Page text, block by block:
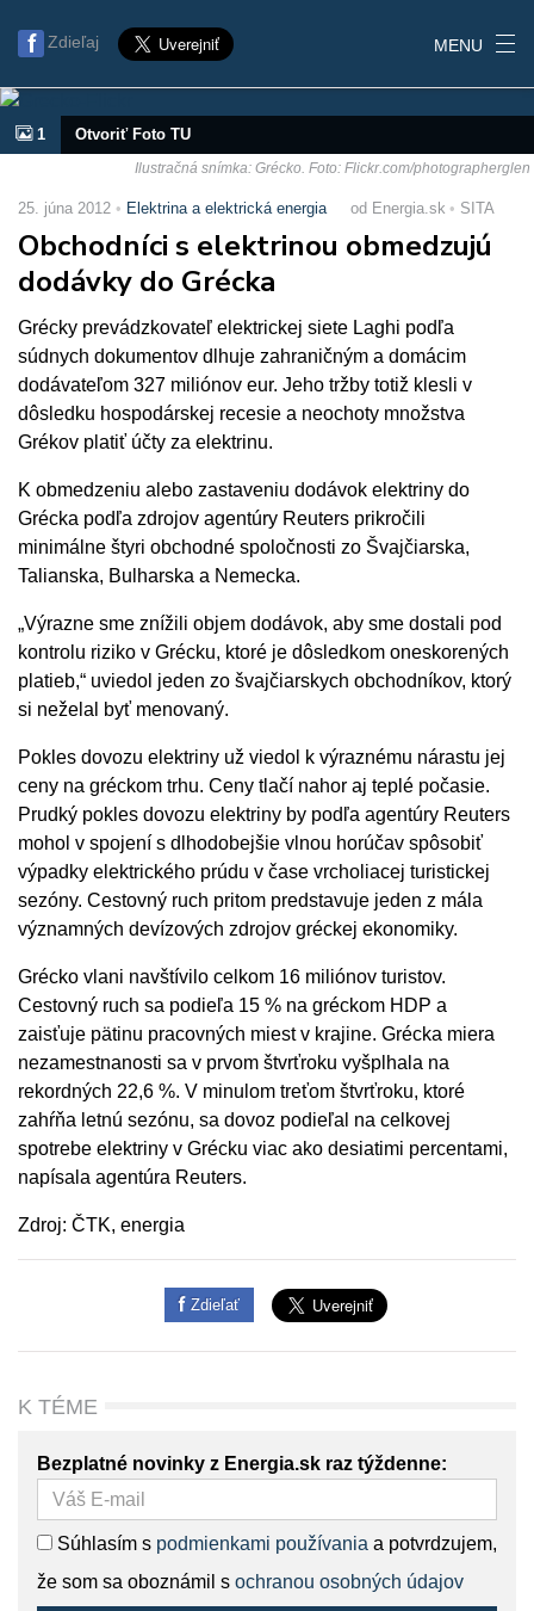
Zdieľaj MENU
1 Otvoriť Foto TU
Ilustračná snímka: Grécko. Foto: Flickr.com/photographerglen
25. júna 2012 Elektrina a elektrická energia od Energia.sk SITA
Obchodníci s elektrinou obmedzujú
dodávky do Grécka
Grécky prevádzkovateľ elektrickej siete Laghi podľa
súdnych dokumentov dlhuje zahraničným a domácim
dodávateľom 327 miliónov eur. Jeho tržby totiž klesli v
dôsledku hospodárskej recesie a neochoty množstva
Grékov platiť účty za elektrinu.
K obmedzeniu alebo zastaveniu dodávok elektriny do
Grécka podľa zdrojov agentúry Reuters prikročili
minimálne štyri obchodné spoločnosti zo Švajčiarska,
Talianska, Bulharska a Nemecka.
„Výrazne sme znížili objem dodávok, aby sme dostali pod
kontrolu riziko v Grécku, ktoré je dôsledkom oneskorených
platieb,“ uviedol jeden zo švajčiarskych obchodníkov, ktorý
si neželal byť menovaný.
Pokles dovozu elektriny už viedol k výraznému nárastu jej
ceny na gréckom trhu. Ceny tlačí nahor aj teplé počasie.
Prudký pokles dovozu elektriny by podľa agentúry Reuters
mohol v spojení s dlhodobejšie vlnou horúčav spôsobiť
výpadky elektrického prúdu v čase vrcholiacej turistickej
sezóny. Cestovný ruch pritom predstavuje jeden z mála
významných devízových zdrojov gréckej ekonomiky.
Grécko vlani navštívilo celkom 16 miliónov turistov.
Cestovný ruch sa podieľa 15 % na gréckom HDP a
zaisťuje pätinu pracovných miest v krajine. Grécka miera
nezamestnanosti sa v prvom štvrťroku vyšplhala na
rekordných 22,6 %. V minulom treťom štvrťroku, ktoré
zahŕňa letnú sezónu, sa dovoz podieľal na celkovej
spotrebe elektriny v Grécku viac ako desiatimi percentami,
napísala agentúra Reuters.
Zdroj: ČTK, energia
Zdieľať
K TÉME
Bezplatné novinky z Energia.sk raz týždenne:
Súhlasím s podmienkami používania a potvrdzujem,
že som sa oboznámil s ochranou osobných údajov